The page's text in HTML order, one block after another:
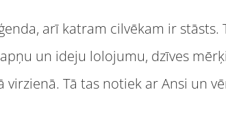
arī katram cilvēkam ir stāsts.
un ideju lolojumu, dzīves
virzienā. Tā tas notiek ar Ansi un